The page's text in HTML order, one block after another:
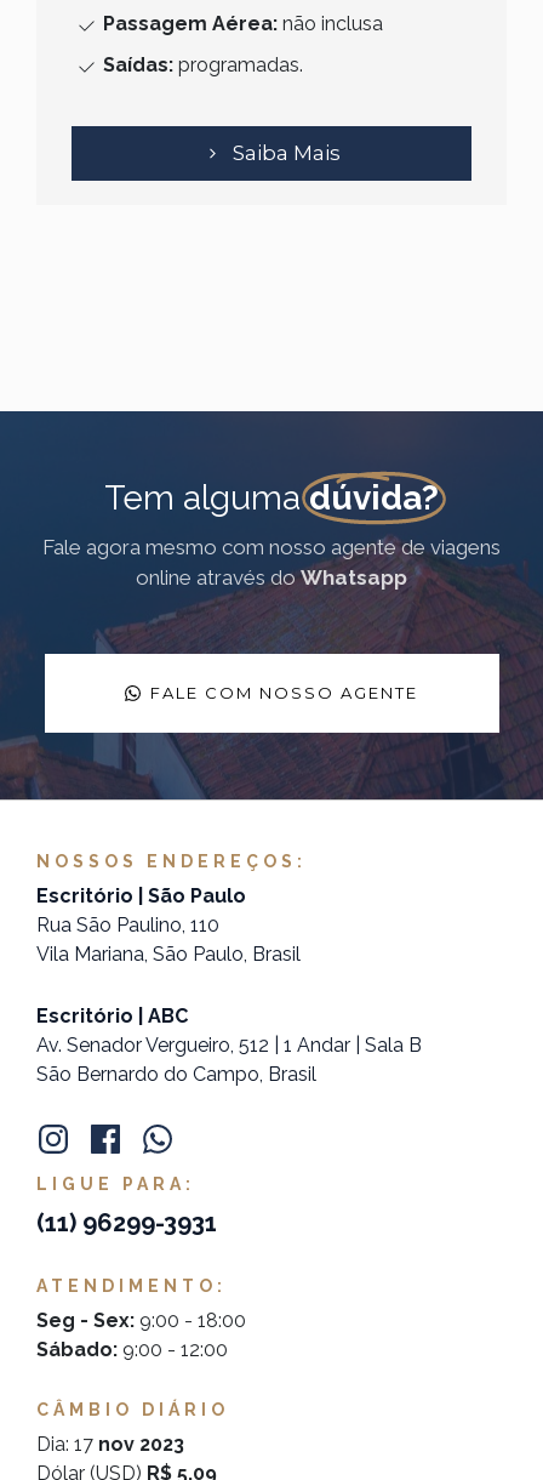
Passagem Aérea:não inclusa
Saídas:programadas.
Saiba Mais
Tem algumadúvida?
Fale agora mesmo com nosso agente de viagens
online através doWhatsapp
FALE COM NOSSO AGENTE
NOSSOS ENDEREÇOS:
Escritório | São Paulo
Rua São Paulino, 110
Vila Mariana, São Paulo, Brasil
Escritório | ABC
Av. Senador Vergueiro, 512 | 1 Andar | Sala B
São Bernardo do Campo, Brasil
LIGUE PARA:
(11) 96299-3931
ATENDIMENTO:
Seg - Sex: 9:00 - 18:00
Sábado: 9:00 - 12:00
CÂMBIO DIÁRIO
Dia: 17 nov 2023
Dólar (USD) R$ 5,09